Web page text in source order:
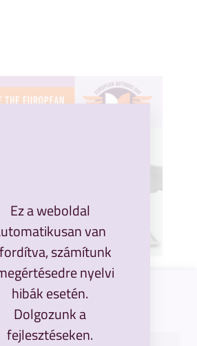
Ez a weboldal
van
számítunk
nyelvi
hibák esetén.
Dolgozunk a
fejlesztéseken.